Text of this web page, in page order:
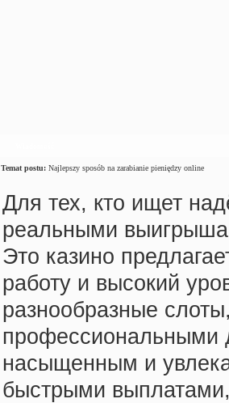
Temat postu: Najlepszy sposób na zarabianie pieniędzy online
Для тех, кто ищет
реальными
Это казино
работу и высокий
разнообразные
профессиональными
насыщенным и
быстрыми